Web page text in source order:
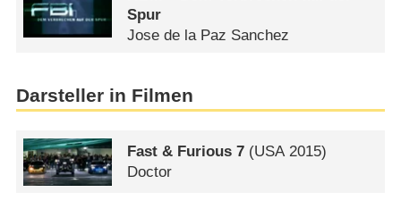
Spur
Jose de la Paz Sanchez
Darsteller in Filmen
Fast & Furious 7 (USA2015)
Doctor